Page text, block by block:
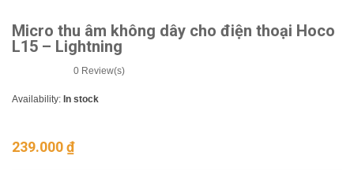
Micro thu âm không dây cho điện thoại Hoco
L15 – Lightning
0 Review(s)
Availability: In stock
239.000₫